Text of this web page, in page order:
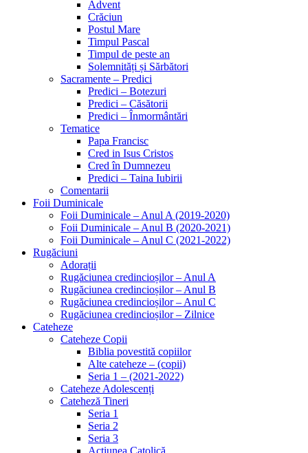
Advent
Crăciun
Postul Mare
Timpul Pascal
Timpul de peste an
Solemnități și Sărbători
Sacramente – Predici
Predici – Botezuri
Predici – Căsătorii
Predici – Înmormântări
Tematice
Papa Francisc
Cred in Isus Cristos
Cred în Dumnezeu
Predici – Taina Iubirii
Comentarii
Foii Duminicale
Foii Duminicale – Anul A (2019-2020)
Foii Duminicale – Anul B (2020-2021)
Foii Duminicale – Anul C (2021-2022)
Rugăciuni
Adorații
Rugăciunea credincioșilor – Anul A
Rugăciunea credincioșilor – Anul B
Rugăciunea credincioșilor – Anul C
Rugăciunea credincioșilor – Zilnice
Cateheze
Cateheze Copii
Biblia povestită copiilor
Alte cateheze – (copii)
Seria 1 – (2021-2022)
Cateheze Adolescenți
Cateheză Tineri
Seria 1
Seria 2
Seria 3
Actiunea Catolică